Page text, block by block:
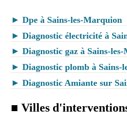
► Dpe à Sains-les-Marquion
► Diagnostic électricité à
► Diagnostic gaz à Sains-
► Diagnostic plomb à Sains-
► Diagnostic Amiante sur
■ Villes